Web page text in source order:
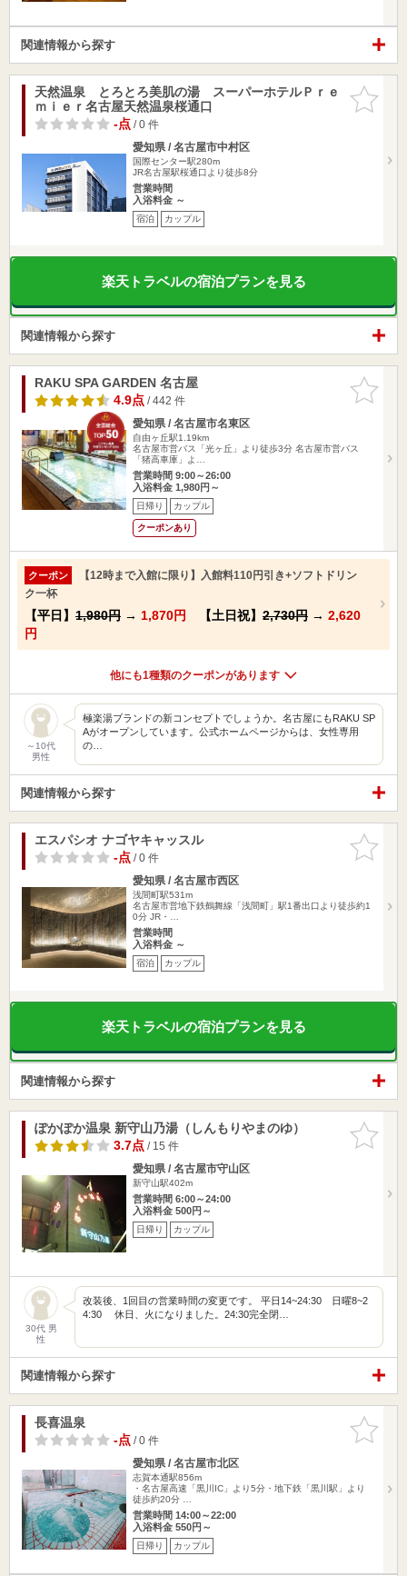
関連情報から探す
お気に入
りに追加
天然温泉 とろとろ美肌の湯 スーパーホテルＰｒｅ
ｍｉｅｒ名古屋天然温泉桜通口
-点/ 0 件
愛知県 / 名古屋市中村区
国際センター駅280m
JR名古屋駅桜通口より徒歩8分
営業時間
入浴料金 ～
宿泊 カップル
楽天トラベルの宿泊プランを見る
関連情報から探す
お気に入
りに追加
RAKU SPA GARDEN 名古屋
4.9点/ 442 件
愛知県 / 名古屋市名東区
自由ヶ丘駅1.19km
名古屋市営バス「光ヶ丘」より徒歩3分 名古屋市営バス
「猪高車庫」よ…
営業時間 9:00～26:00
入浴料金 1,980円～
日帰り カップル
クーポンあり
クーポン
【12時まで入館に限り】入館料110円引き+ソフトドリン
ク一杯
【平日】 1,980円 → 1,870円 【土日祝】 2,730円 → 2,620
円
他にも1種類のクーポンがあります
～10代
男性
極楽湯ブランドの新コンセプトでしょうか。名古屋にもRAKU SP
Aがオープンしています。公式ホームページからは、女性専用
の…
関連情報から探す
お気に入
りに追加
エスパシオ ナゴヤキャッスル
-点/ 0 件
愛知県 / 名古屋市西区
浅間町駅531m
名古屋市営地下鉄鶴舞線「浅間町」駅1番出口より徒歩約1
0分 JR・…
営業時間
入浴料金 ～
宿泊 カップル
楽天トラベルの宿泊プランを見る
関連情報から探す
お気に入
りに追加
ぽかぽか温泉 新守山乃湯（しんもりやまのゆ）
3.7点/ 15 件
愛知県 / 名古屋市守山区
新守山駅402m
営業時間 6:00～24:00
入浴料金 500円～
日帰り カップル
30代 男
性
改装後、1回目の営業時間の変更です。 平日14~24:30 日曜8~2
4:30 休日、火になりました。24:30完全閉…
関連情報から探す
お気に入
りに追加
長喜温泉
-点/ 0 件
愛知県 / 名古屋市北区
志賀本通駅856m
・名古屋高速「黒川IC」より5分・地下鉄「黒川駅」より
徒歩約20分 …
営業時間 14:00～22:00
入浴料金 550円～
日帰り カップル